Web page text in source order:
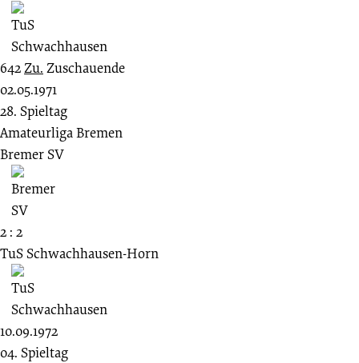
642 Zu. Zuschauende
02.05.1971
28. Spieltag
Amateurliga Bremen
Bremer SV
2 : 2
TuS Schwachhausen-Horn
10.09.1972
04. Spieltag